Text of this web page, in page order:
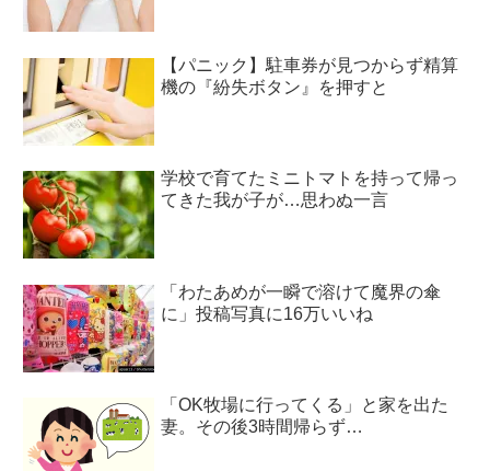
【パニック】駐車券が見つからず精算
機の『紛失ボタン』を押すと
学校で育てたミニトマトを持って帰っ
てきた我が子が…思わぬ一言
「わたあめが一瞬で溶けて魔界の傘
に」投稿写真に16万いいね
「OK牧場に行ってくる」と家を出た
妻。その後3時間帰らず…